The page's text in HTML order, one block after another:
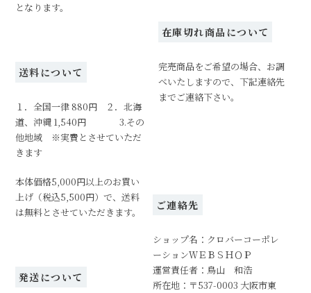
となります。
送料について
１．全国一律 880円 ２．北海
道、沖縄 1,540円 3.その
他地域 ※実費とさせていただ
きます
本体価格5,000円以上のお買い
上げ（税込5,500円）で、送料
は無料とさせていただきます。
発送について
在庫切れ商品について
完売商品をご希望の場合、お調
べいたしますので、下記連絡先
までご連絡下さい。
ご連絡先
ショップ名：クロバーコーポレ
ーションＷＥＢＳＨＯＰ
運営責任者：鳥山 和浩
所在地：〒537-0003 大阪市東